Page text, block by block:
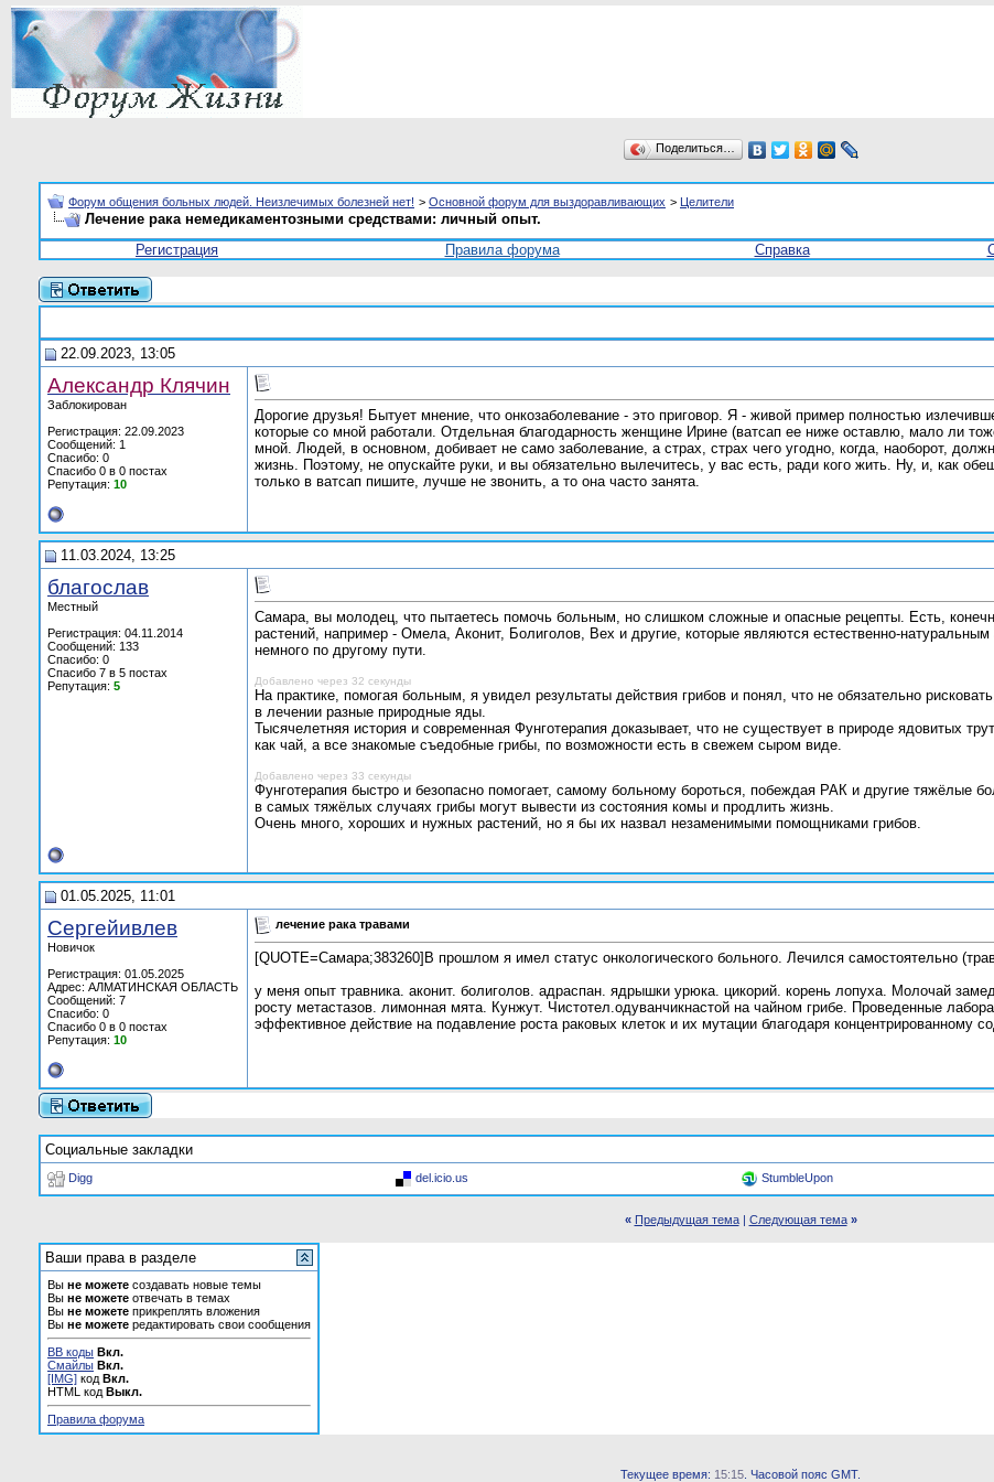
Поделиться…
Форум общения больных людей. Неизлечимых болезней нет! > Основной форум для выздоравливающих > Целители
Лечение рака немедикаментозными средствами: личный опыт.
Регистрация Правила форума Справка
22.09.2023, 13:05
Александр Клячин
Заблокирован
Регистрация: 22.09.2023
Сообщений: 1
Спасибо: 0
Спасибо 0 в 0 постах
Репутация: 10
Дорогие друзья! Бытует мнение, что онкозаболевание - это приговор. Я - живой пример полностью
которые со мной работали. Отдельная благодарность женщине Ирине (ватсап ее ниже оставлю, мало ли
мной. Людей, в основном, добивает не само заболевание, а страх, страх чего угодно, когда, наоборот,
жизнь. Поэтому, не опускайте руки, и вы обязательно вылечитесь, у вас есть, ради кого жить. Ну, и, как
только в ватсап пишите, лучше не звонить, а то она часто занята.
11.03.2024, 13:25
благослав
Местный
Регистрация: 04.11.2014
Сообщений: 133
Спасибо: 0
Спасибо 7 в 5 постах
Репутация: 5
Самара, вы молодец, что пытаетесь помочь больным, но слишком сложные и опасные рецепты. Есть,
растений, например - Омела, Аконит, Болиголов, Вех и другие, которые являются естественно-
немного по другому пути.
Добавлено через 32 секунды
На практике, помогая больным, я увидел результаты действия грибов и понял, что не обязательно
в лечении разные природные яды.
Тысячелетняя история и современная Фунготерапия доказывает, что не существует в природе ядовитых
как чай, а все знакомые съедобные грибы, по возможности есть в свежем сыром виде.
Добавлено через 33 секунды
Фунготерапия быстро и безопасно помогает, самому больному бороться, побеждая РАК и другие тяжёлые
в самых тяжёлых случаях грибы могут вывести из состояния комы и продлить жизнь.
Очень много, хороших и нужных растений, но я бы их назвал незаменимыми помощниками грибов.
01.05.2025, 11:01
Сергейивлев
Новичок
Регистрация: 01.05.2025
Адрес: АЛМАТИНСКАЯ ОБЛАСТЬ
Сообщений: 7
Спасибо: 0
Спасибо 0 в 0 постах
Репутация: 10
лечение рака травами
[QUOTE=Самара;383260]В прошлом я имел статус онкологического больного. Лечился самостоятельно
у меня опыт травника. аконит. болиголов. адраспан. ядрышки урюка. цикорий. корень лопуха. Молочай
росту метастазов. лимонная мята. Кунжут. Чистотел.одуванчикнастой на чайном грибе. Проведенные
эффективное действие на подавление роста раковых клеток и их мутации благодаря концентрированному
Социальные закладки
Digg del.icio.us StumbleUpon
« Предыдущая тема| Следующая тема »
Ваши права в разделе
Вы не можете создавать новые темы
Вы не можете отвечать в темах
Вы не можете прикреплять вложения
Вы не можете редактировать свои сообщения
BB коды Вкл.
Смайлы Вкл.
[IMG] код Вкл.
HTML код Выкл.
Правила форума
Текущее время: 15:15 . Часовой пояс GMT.